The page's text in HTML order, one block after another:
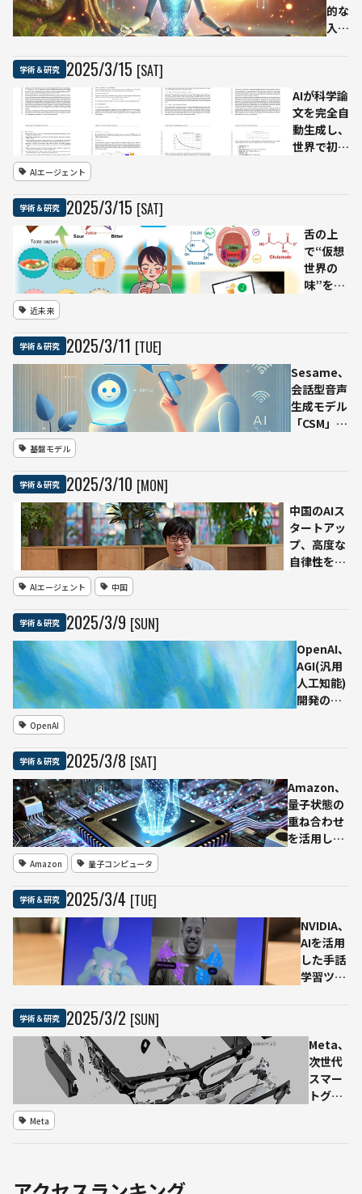
的な
入力
で人
間と
類似
した
し、
人間
の7
割が
く」
接し
てい
る
ニケ
ーシ
ョン
につ
いて
学術＆研究 2025/3/15 [SAT]
AIが科学論
文を完全自
動生成し、
世界で初め
Scientist-
v2」執筆
の論文
AIエージェント
学術＆研究 2025/3/15 [SAT]
舌の上
で“仮想
世界の
味”を再
究グルー
プが
「e-
Taste」
近未来
学術＆研究 2025/3/11 [TUE]
Sesame、
会話型音声
生成モデル
「CSM」を
to-
Speech）
の課題克服
でリアルな
基盤モデル
学術＆研究 2025/3/10 [MON]
中国のAIス
タートアッ
プ、高度な
自律性をも
クローズド
β版をリリ
ース──招
待コードが
AIエージェント 中国
学術＆研究 2025/3/9 [SUN]
OpenAI、
AGI(汎用
人工知能)
開発の安
針——継
続的な学
習とリス
ク管理の
OpenAI
学術＆研究 2025/3/8 [SAT]
Amazon、
量子状態の
重ね合わせ
を活用した
ュレーディ
ンガーの思
考実験にち
なむ「猫量
ト90%削減
Amazon 量子コンピュータ
学術＆研究 2025/3/4 [TUE]
NVIDIA、
AIを活用
した手話
学習ツー
ウェブカ
メラのみ
で手話の
習得を支
学術＆研究 2025/3/2 [SUN]
Meta、
次世代
スマー
トグラ
Meta